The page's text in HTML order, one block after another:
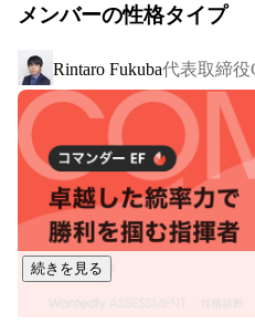
発事業だけやれば良いではなく
■ 事業内容
￣￣￣￣￣￣
・プログラミングスクール事業
1,000時間の学習カリキュラ
材を育成するスクールです。
Webアプリケーション開発の案
ィを運営し、市場価値が高い
・システム開発事業
メンバーの性格タイプ
Rintaro Fukuba代表取締役
続きを見る